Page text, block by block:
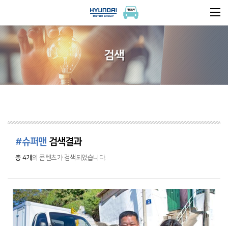
검색
#슈퍼맨 검색결과
총 4개의 콘텐츠가 검색되었습니다.